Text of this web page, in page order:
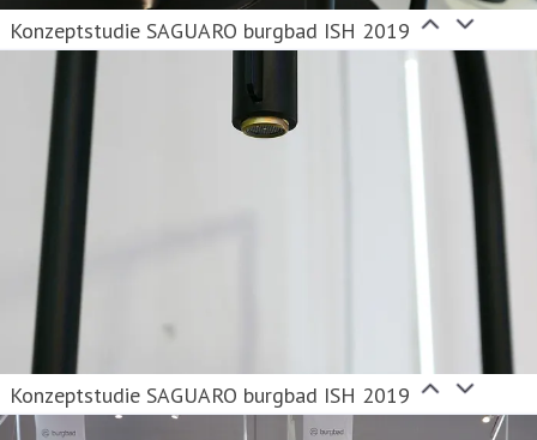
Konzeptstudie SAGUARO burgbad ISH 2019
Konzeptstudie SAGUARO burgbad ISH 2019